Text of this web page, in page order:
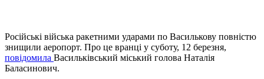
Російські війська ракетними ударами по Василькову повністю
знищили аеропорт. Про це вранці у суботу, 12 березня,
повідомила Васильківський міський голова Наталія
Баласинович.